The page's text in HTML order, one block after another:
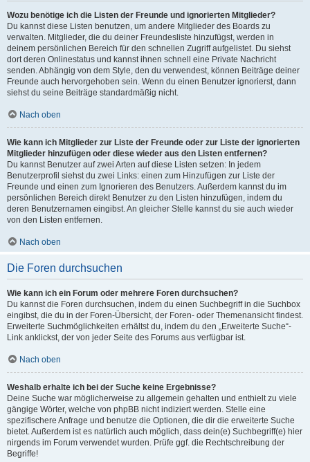
Wozu benötige ich die Listen der Freunde und ignorierten Mitglieder?
Du kannst diese Listen benutzen, um andere Mitglieder des Boards zu
verwalten. Mitglieder, die du deiner Freundesliste hinzufügst, werden in
deinem persönlichen Bereich für den schnellen Zugriff aufgelistet. Du siehst
dort deren Onlinestatus und kannst ihnen schnell eine Private Nachricht
senden. Abhängig von dem Style, den du verwendest, können Beiträge deiner
Freunde auch hervorgehoben sein. Wenn du einen Benutzer ignorierst, dann
siehst du seine Beiträge standardmäßig nicht.
Nach oben
Wie kann ich Mitglieder zur Liste der Freunde oder zur Liste der ignorierten
Mitglieder hinzufügen oder diese wieder aus den Listen entfernen?
Du kannst Benutzer auf zwei Arten auf diese Listen setzen: In jedem
Benutzerprofil siehst du zwei Links: einen zum Hinzufügen zur Liste der
Freunde und einen zum Ignorieren des Benutzers. Außerdem kannst du im
persönlichen Bereich direkt Benutzer zu den Listen hinzufügen, indem du
deren Benutzernamen eingibst. An gleicher Stelle kannst du sie auch wieder
von den Listen entfernen.
Nach oben
Die Foren durchsuchen
Wie kann ich ein Forum oder mehrere Foren durchsuchen?
Du kannst die Foren durchsuchen, indem du einen Suchbegriff in die Suchbox
eingibst, die du in der Foren-Übersicht, der Foren- oder Themenansicht findest.
Erweiterte Suchmöglichkeiten erhältst du, indem du den „Erweiterte Suche“-
Link anklickst, der von jeder Seite des Forums aus verfügbar ist.
Nach oben
Weshalb erhalte ich bei der Suche keine Ergebnisse?
Deine Suche war möglicherweise zu allgemein gehalten und enthielt zu viele
gängige Wörter, welche von phpBB nicht indiziert werden. Stelle eine
spezifischere Anfrage und benutze die Optionen, die dir die erweiterte Suche
bietet. Außerdem ist es natürlich auch möglich, dass dein(e) Suchbegriff(e) hier
nirgends im Forum verwendet wurden. Prüfe ggf. die Rechtschreibung der
Begriffe!